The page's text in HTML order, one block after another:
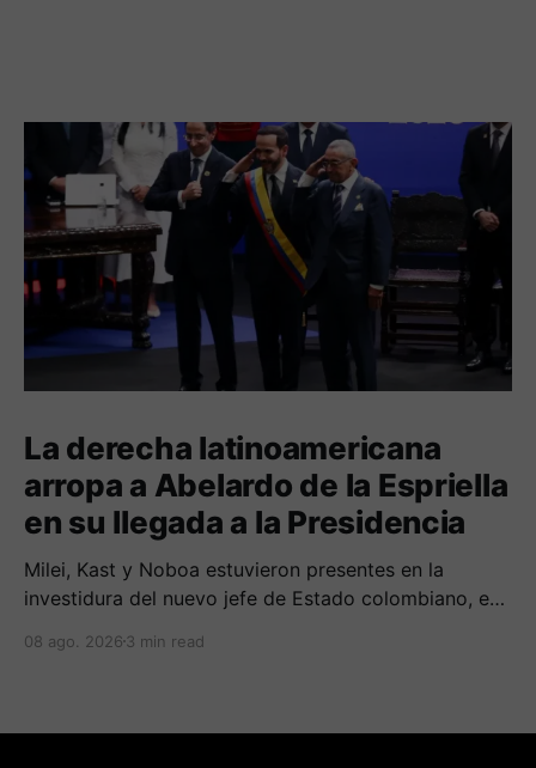
La derecha latinoamericana
arropa a Abelardo de la Espriella
en su llegada a la Presidencia
Milei, Kast y Noboa estuvieron presentes en la
investidura del nuevo jefe de Estado colombiano, en
mensajes de acercamiento regional.
08 ago. 2026 3 min read